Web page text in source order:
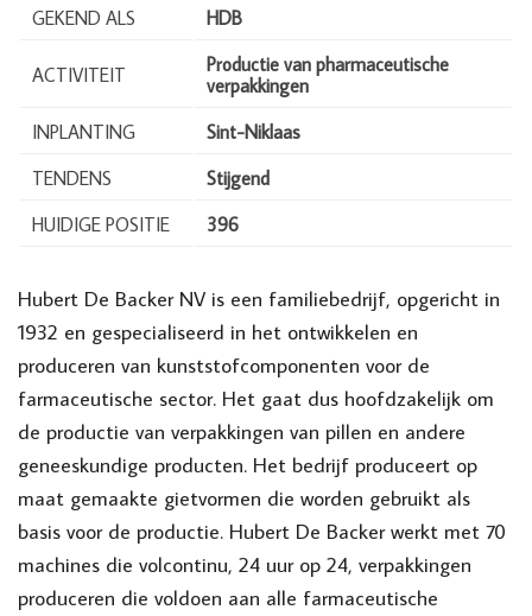
GEKEND ALS
HDB
ACTIVITEIT
Productie van pharmaceutische
verpakkingen
INPLANTING
Sint-Niklaas
TENDENS
Stijgend
HUIDIGE POSITIE
396
Hubert De Backer NV is een familiebedrijf, opgericht in
1932 en gespecialiseerd in het ontwikkelen en
produceren van kunststofcomponenten voor de
farmaceutische sector. Het gaat dus hoofdzakelijk om
de productie van verpakkingen van pillen en andere
geneeskundige producten. Het bedrijf produceert op
maat gemaakte gietvormen die worden gebruikt als
basis voor de productie. Hubert De Backer werkt met 70
machines die volcontinu, 24 uur op 24, verpakkingen
produceren die voldoen aan alle farmaceutische